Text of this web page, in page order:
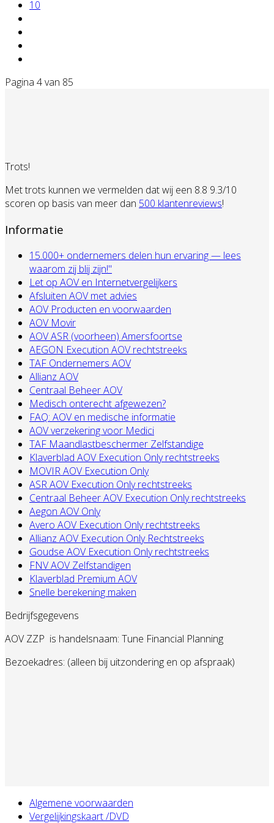
10
Pagina 4 van 85
Trots!
Met trots kunnen we vermelden dat wij een 8.8 9.3/10
scoren op basis van meer dan 500 klantenreviews!
Informatie
15.000+ ondernemers delen hun ervaring — lees
waarom zij blij zijn!"
Let op AOV en Internetvergelijkers
Afsluiten AOV met advies
AOV Producten en voorwaarden
AOV Movir
AOV ASR (voorheen) Amersfoortse
AEGON Execution AOV rechtstreeks
TAF Ondernemers AOV
Allianz AOV
Centraal Beheer AOV
Medisch onterecht afgewezen?
FAQ: AOV en medische informatie
AOV verzekering voor Medici
TAF Maandlastbeschermer Zelfstandige
Klaverblad AOV Execution Only rechtstreeks
MOVIR AOV Execution Only
ASR AOV Execution Only rechtstreeks
Centraal Beheer AOV Execution Only rechtstreeks
Aegon AOV Only
Avero AOV Execution Only rechtstreeks
Allianz AOV Execution Only Rechtstreeks
Goudse AOV Execution Only rechtstreeks
FNV AOV Zelfstandigen
Klaverblad Premium AOV
Snelle berekening maken
Bedrijfsgegevens
AOV ZZP is handelsnaam: Tune Financial Planning
Bezoekadres: (alleen bij uitzondering en op afspraak)
Algemene voorwaarden
Vergelijkingskaart /DVD